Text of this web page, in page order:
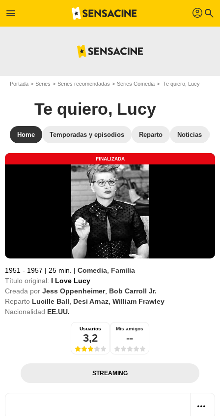
menu profil search
Portada Series Series recomendadas Series Comedia Te quiero, Lucy
Te quiero, Lucy
Home Temporadas y episodios Reparto Noticias
FINALIZADA
1951 - 1957 | 25 min. | Comedia Familia
Título original: I Love Lucy
Creada por Jess Oppenheimer, Bob Carroll Jr.
Reparto Lucille Ball Desi Arnaz William Frawley
Nacionalidad EE.UU.
Usuarios
3,2
Mis amigos
--
STREAMING